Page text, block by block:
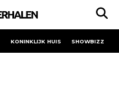
KONINKLIJK HUIS SHOWBIZZ